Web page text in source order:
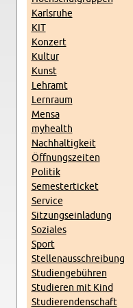
Karl­sruhe
KIT
Konz­ert
Kul­tur
Kunst
Lehramt
Lern­raum
Mensa
my­health
Nach­haltigkeit
Öff­nungszeiten
Poli­tik
Se­mes­terticket
Ser­vice
Sitzung­sein­ladung
Soziales
Sport
Stel­lenauss­chrei­bung
Stu­di­engebühren
Studieren mit Kind
Studieren­den­schaft